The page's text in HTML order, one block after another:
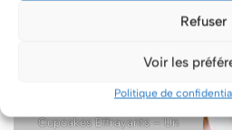
Refuser
Voir les
Politique de
Célébrez Halloween avec nos
Cupcakes Effrayants – Un